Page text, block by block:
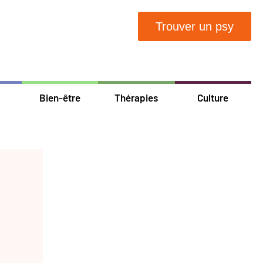
Trouver un psy
Bien-être Thérapies Culture